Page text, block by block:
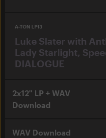
A-TON LP13
Luke Slater with
Lady Starlight,
DIALOGUE
2x12" LP + WAV
Download
WAV Download